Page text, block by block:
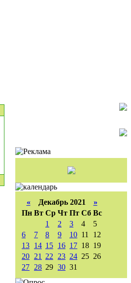
«Декабрь 2021 »
Пн Вт Ср Чт Пт Сб Вс
1
2 3 4
5
6
7 8 9 10 11
12
13 14 15 16 17 18 19
20 21 22 23 24 25 26
27 28 29 30 31